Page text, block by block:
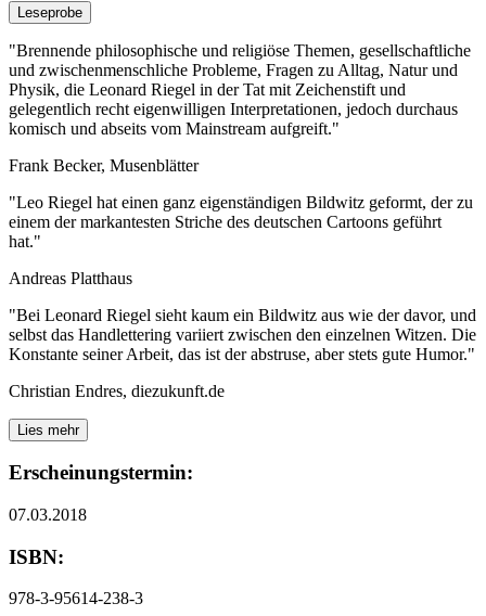
Leseprobe
"Brennende philosophische und religiöse Themen, gesellschaftliche
und zwischenmenschliche Probleme, Fragen zu Alltag, Natur und
Physik, die Leonard Riegel in der Tat mit Zeichenstift und
gelegentlich recht eigenwilligen Interpretationen, jedoch durchaus
komisch und abseits vom Mainstream aufgreift."
Frank Becker, Musenblätter
"Leo Riegel hat einen ganz eigenständigen Bildwitz geformt, der zu
einem der markantesten Striche des deutschen Cartoons geführt
hat."
Andreas Platthaus
"Bei Leonard Riegel sieht kaum ein Bildwitz aus wie der davor, und
selbst das Handlettering variiert zwischen den einzelnen Witzen. Die
Konstante seiner Arbeit, das ist der abstruse, aber stets gute Humor."
Christian Endres, diezukunft.de
Lies mehr
Erscheinungstermin:
07.03.2018
ISBN:
978-3-95614-238-3